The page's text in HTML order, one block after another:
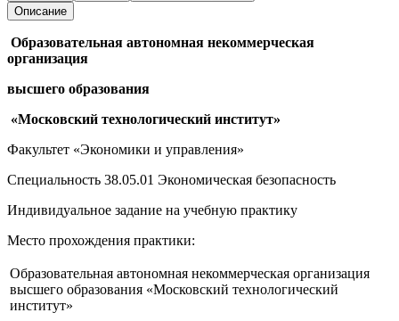
Описание
Образовательная автономная некоммерческая
организация
высшего образования
«Московский технологический институт»
Факультет «Экономики и управления»
Специальность 38.05.01 Экономическая безопасность
Индивидуальное задание на учебную практику
Место прохождения практики:
Образовательная автономная некоммерческая организация
высшего образования «Московский технологический
институт»